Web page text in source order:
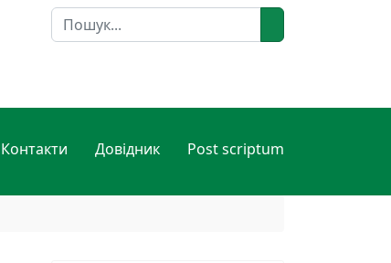
Пошук
Контакти Довідник Post scriptum